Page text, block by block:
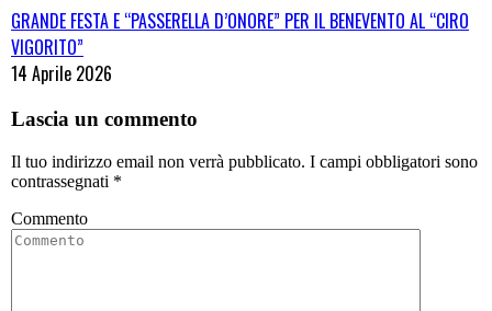
GRANDE FESTA E “PASSERELLA D’ONORE” PER IL BENEVENTO AL “CIRO
VIGORITO”
14 Aprile 2026
Lascia un commento
Il tuo indirizzo email non verrà pubblicato. I campi obbligatori sono
contrassegnati *
Commento